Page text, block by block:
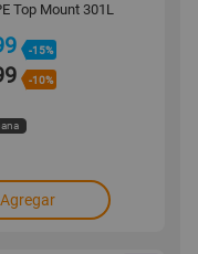
Top Mount 301L
-15%
-10%
Agregar